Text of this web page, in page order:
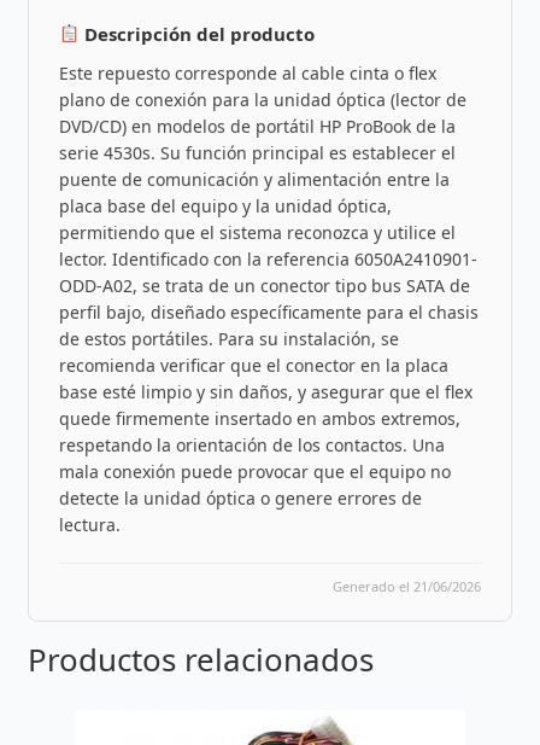
Descripción del producto
Este repuesto corresponde al cable cinta o flex
plano de conexión para la unidad óptica (lector de
DVD/CD) en modelos de portátil HP ProBook de la
serie 4530s. Su función principal es establecer el
puente de comunicación y alimentación entre la
placa base del equipo y la unidad óptica,
permitiendo que el sistema reconozca y utilice el
lector. Identificado con la referencia 6050A2410901-
ODD-A02, se trata de un conector tipo bus SATA de
perfil bajo, diseñado específicamente para el chasis
de estos portátiles. Para su instalación, se
recomienda verificar que el conector en la placa
base esté limpio y sin daños, y asegurar que el flex
quede firmemente insertado en ambos extremos,
respetando la orientación de los contactos. Una
mala conexión puede provocar que el equipo no
detecte la unidad óptica o genere errores de
lectura.
Generado el 21/06/2026
Productos relacionados